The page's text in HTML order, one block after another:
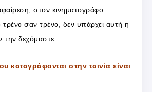
στον κινηματογράφο
τρένο σαν τρένο, δεν υπάρχει αυτή η
την δεχόμαστε.
καταγράφονται στην ταινία είναι